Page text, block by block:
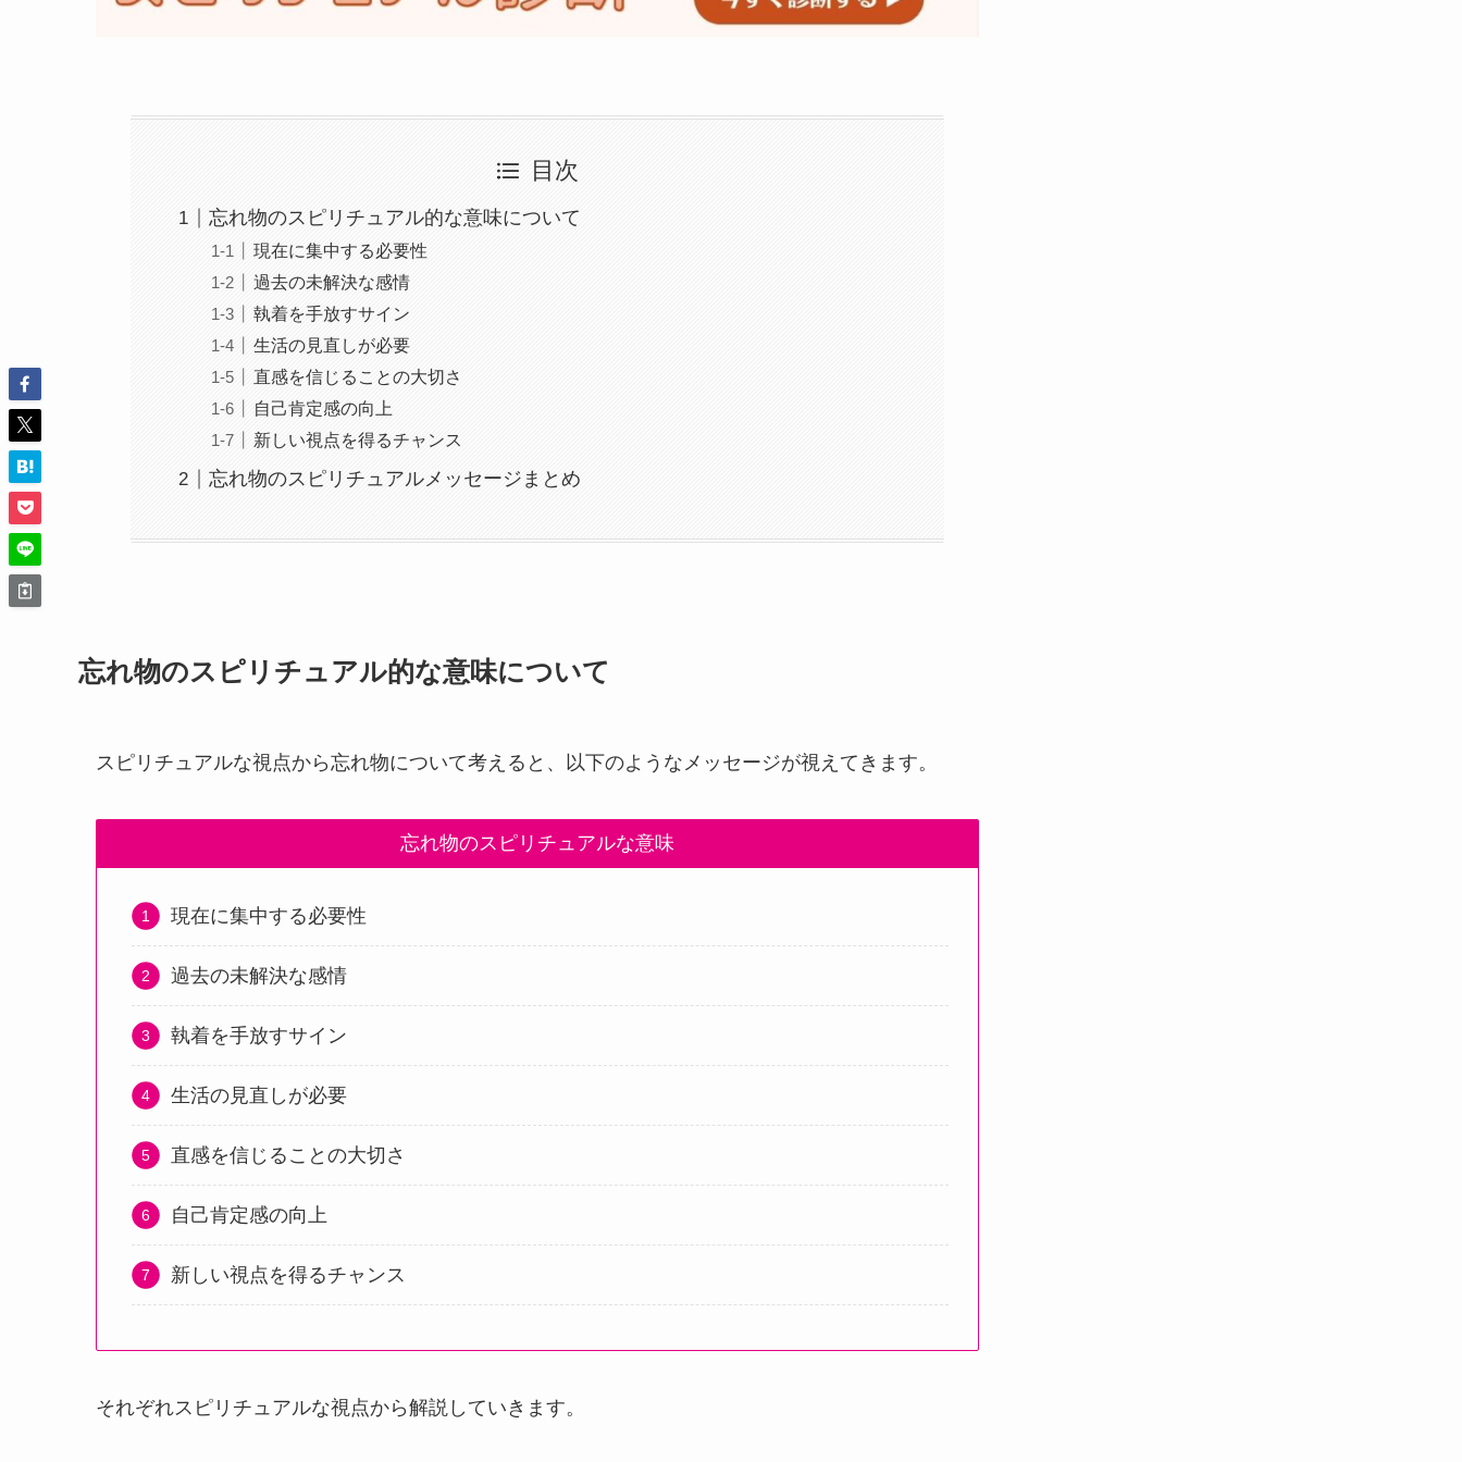
目次
忘れ物のスピリチュアル的な意味について
現在に集中する必要性
過去の未解決な感情
執着を手放すサイン
生活の見直しが必要
直感を信じることの大切さ
自己肯定感の向上
新しい視点を得るチャンス
忘れ物のスピリチュアルメッセージまとめ
忘れ物のスピリチュアル的な意味について
スピリチュアルな視点から忘れ物について考えると、以下のようなメッセージが視えてきます。
忘れ物のスピリチュアルな意味
現在に集中する必要性
過去の未解決な感情
執着を手放すサイン
生活の見直しが必要
直感を信じることの大切さ
自己肯定感の向上
新しい視点を得るチャンス
それぞれスピリチュアルな視点から解説していきます。